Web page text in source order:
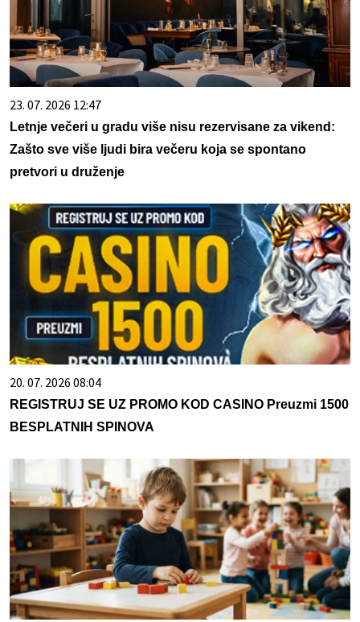
23. 07. 2026 12:47
Letnje večeri u gradu više nisu rezervisane za vikend:
Zašto sve više ljudi bira večeru koja se spontano
pretvori u druženje
20. 07. 2026 08:04
REGISTRUJ SE UZ PROMO KOD CASINO Preuzmi 1500
BESPLATNIH SPINOVA